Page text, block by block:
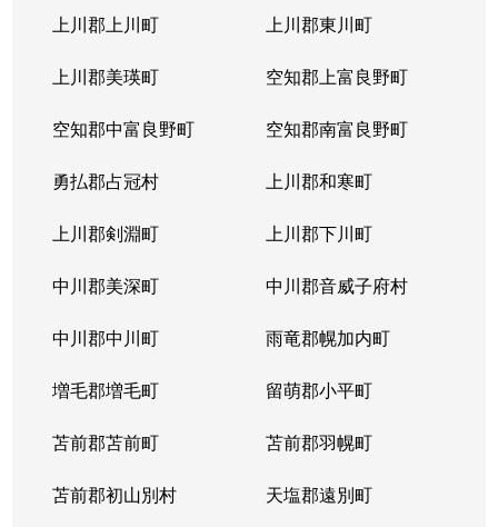
上川郡上川町 上川郡東川町
上川郡美瑛町 空知郡上富良野町
空知郡中富良野町 空知郡南富良野町
勇払郡占冠村 上川郡和寒町
上川郡剣淵町 上川郡下川町
中川郡美深町 中川郡音威子府村
中川郡中川町 雨竜郡幌加内町
増毛郡増毛町 留萌郡小平町
苫前郡苫前町 苫前郡羽幌町
苫前郡初山別村 天塩郡遠別町